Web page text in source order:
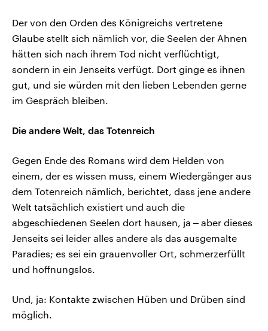
Der von den Orden des Königreichs vertretene
Glaube stellt sich nämlich vor, die Seelen der Ahnen
hätten sich nach ihrem Tod nicht verflüchtigt,
sondern in ein Jenseits verfügt. Dort ginge es ihnen
gut, und sie würden mit den lieben Lebenden gerne
im Gespräch bleiben.
Die andere Welt, das Totenreich
Gegen Ende des Romans wird dem Helden von
einem, der es wissen muss, einem Wiedergänger aus
dem Totenreich nämlich, berichtet, dass jene andere
Welt tatsächlich existiert und auch die
abgeschiedenen Seelen dort hausen, ja ‒ aber dieses
Jenseits sei leider alles andere als das ausgemalte
Paradies; es sei ein grauenvoller Ort, schmerzerfüllt
und hoffnungslos.
Und, ja: Kontakte zwischen Hüben und Drüben sind
möglich.